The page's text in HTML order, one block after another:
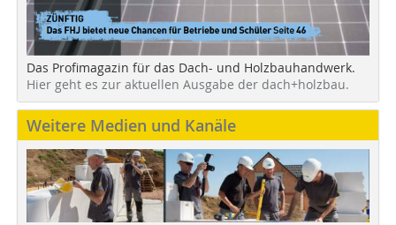
Das Profimagazin für das Dach- und Holzbauhandwerk.
Hier geht es zur aktuellen Ausgabe der dach+holzbau.
Weitere Medien und Kanäle